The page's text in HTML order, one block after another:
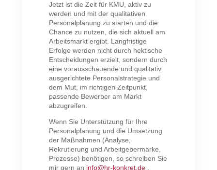
Jetzt ist die Zeit für KMU, aktiv zu
werden und mit der qualitativen
Personalplanung zu starten und die
Chance zu nutzen, die sich aktuell am
Arbeitsmarkt ergibt. Langfristige
Erfolge werden nicht durch hektische
Entscheidungen erzielt, sondern durch
eine vorausschauende und qualitativ
ausgerichtete Personalstrategie und
dem Mut, im richtigen Zeitpunkt,
passende Bewerber am Markt
abzugreifen.
Wenn Sie Unterstützung für Ihre
Personalplanung und die Umsetzung
der Maßnahmen (Analyse,
Rekrutierung und Arbeitgebermarke,
Prozesse) benötigen, so schreiben Sie
mir gern an info@hr-konkret.de.